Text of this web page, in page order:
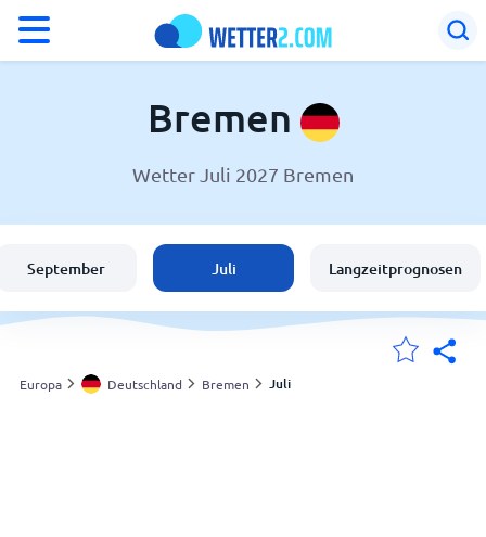
Wetter in Bremen
Schweiz
Österreich
Bremen
Wetter Juli 2027 Bremen
September Juli Langzeitprognosen
Europa Deutschland Bremen Juli